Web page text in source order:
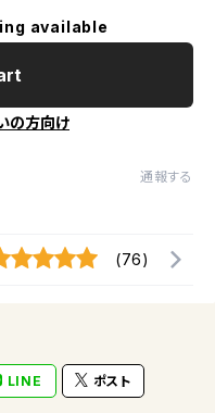
available
の方向け
通報する
(76)
LINE ポスト